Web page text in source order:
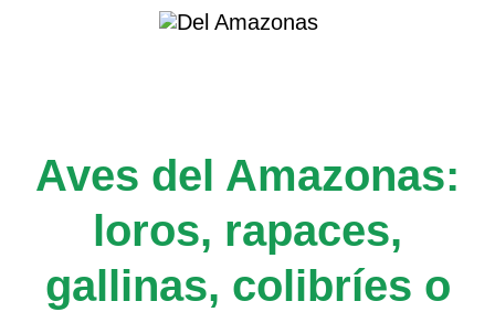
Aves del Amazonas:
loros, rapaces,
gallinas, colibríes o